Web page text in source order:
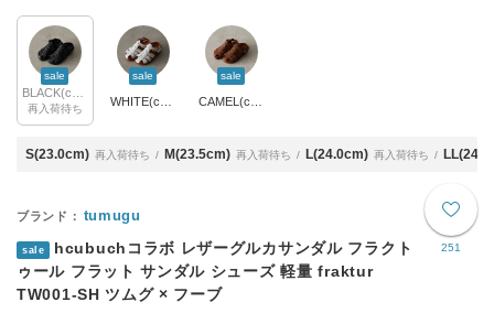
sale
再入荷待ち
sale sale
S(23.0cm) 再入荷待ち M(23.5cm) 再入荷待ち L(24.0cm) 再入荷待ち
251
tumugu
sale
hcubuchコラボ レザーグルカサンダル フラクト
ゥール フラット サンダル シューズ 軽量 fraktur
TW001-SH ツムグ × フーブ